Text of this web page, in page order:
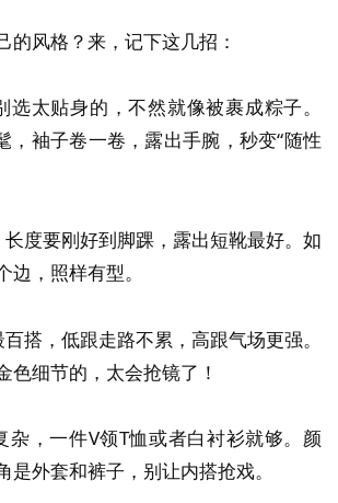
的风格？来，记下这几招：
选太贴身的，不然就像被裹成粽子。
，袖子卷一卷，露出手腕，秒变“随性
长度要刚好到脚踝，露出短靴最好。如
，照样有型。
搭，低跟走路不累，高跟气场更强。
色细节的，太会抢镜了！
杂，一件V领T恤或者白衬衫就够。颜
是外套和裤子，别让内搭抢戏。